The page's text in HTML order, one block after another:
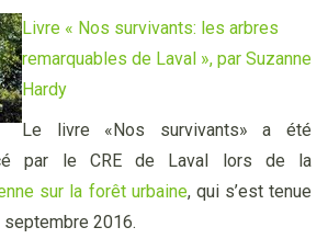
Livre « Nos survivants: les arbres
remarquables de Laval », par Suzanne
Hardy
Le livre «Nos survivants» a été
par le CRE de Laval lors de la
sur la forêt urbaine, qui s’est tenue
septembre 2016.